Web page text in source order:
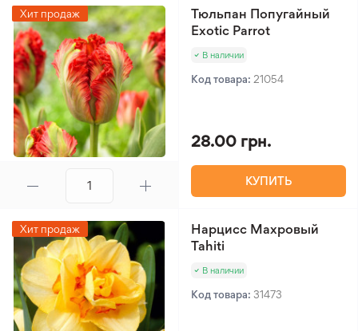
Хит продаж
Тюльпан Попугайный
Exotic Parrot
В наличии
Код товара: 21054
28.00 грн.
КУПИТЬ
Хит продаж
Нарцисс Махровый
Tahiti
В наличии
Код товара: 31473